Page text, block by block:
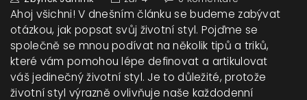
Ahoj všichni! V dnešním článku se budeme zabývat
otázkou, jak popsat svůj životní styl. Pojďme se
společně se mnou podívat na několik tipů a triků,
které vám pomohou lépe definovat a artikulovat
váš jedinečný životní styl. Je to důležité, protože
životní styl výrazně ovlivňuje naše každodenní